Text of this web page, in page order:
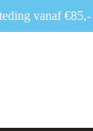
vanaf €85,-